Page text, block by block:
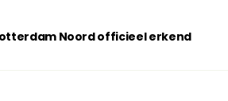
Noord officieel erkend